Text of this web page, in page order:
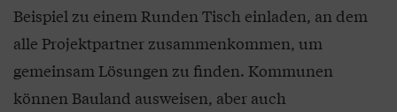
Beispiel zu einem Runden Tisch einladen, an dem
alle Projektpartner zusammenkommen, um
gemeinsam Lösungen zu finden. Kommunen
können Bauland ausweisen, aber auch